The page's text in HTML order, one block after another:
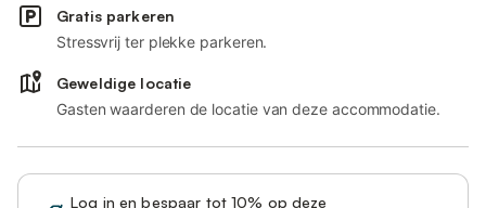
Gratis parkeren
Stressvrij ter plekke parkeren.
Geweldige locatie
Gasten waarderen de locatie van deze accommodatie.
Log in en bespaar tot 10% op deze